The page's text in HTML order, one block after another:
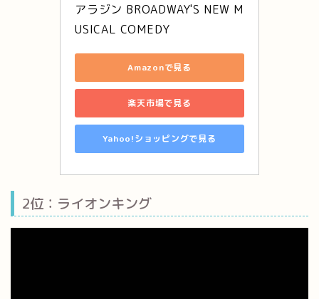
アラジン BROADWAY'S NEW M
USICAL COMEDY
Amazonで見る
楽天市場で見る
Yahoo!ショッピングで見る
2位：ライオンキング